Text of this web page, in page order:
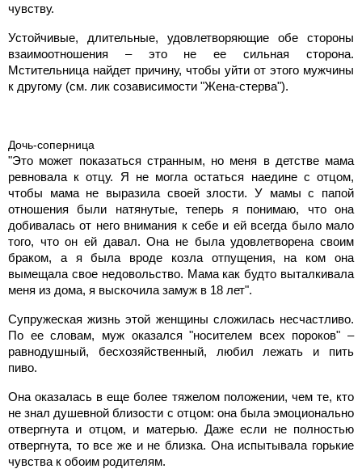
чувству.
Устойчивые, длительные, удовлетворяющие обе стороны
взаимоотношения – это не ее сильная сторона.
Мстительница найдет причину, чтобы уйти от этого мужчины
к другому (см. лик созависимости "Жена-стерва").
Дочь-соперница
"Это может показаться странным, но меня в детстве мама
ревновала к отцу. Я не могла остаться наедине с отцом,
чтобы мама не выразила своей злости. У мамы с папой
отношения были натянутые, теперь я понимаю, что она
добивалась от него внимания к себе и ей всегда было мало
того, что он ей давал. Она не была удовлетворена своим
браком, а я была вроде козла отпущения, на ком она
вымещала свое недовольство. Мама как будто выталкивала
меня из дома, я выскочила замуж в 18 лет".
Супружеская жизнь этой женщины сложилась несчастливо.
По ее словам, муж оказался "носителем всех пороков" –
равнодушный, бесхозяйственный, любил лежать и пить
пиво.
Она оказалась в еще более тяжелом положении, чем те, кто
не знал душевной близости с отцом: она была эмоционально
отвергнута и отцом, и матерью. Даже если не полностью
отвергнута, то все же и не близка. Она испытывала горькие
чувства к обоим родителям.